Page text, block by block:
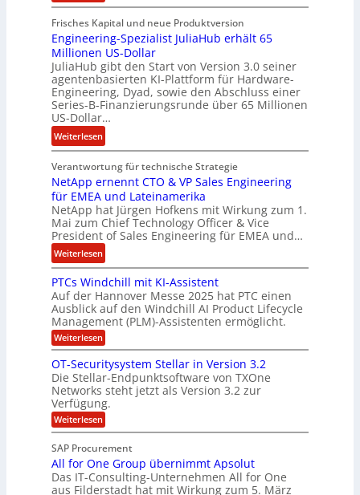
l
d
z
a
h
l
e
i
s
i
n
e
L
ö
s
u
n
g
R
y
a
n
C
o
u
s
o
i
r
d
F
i
n
a
n
z
c
h
e
f
b
e
i
I
F
S
Frisches Kapital und neue Produktversion
Engineering-Spezialist JuliaHub erhält 65
Millionen US-Dollar
JuliaHub gibt den Start von Version 3.0 seiner
agentenbasierten KI-Plattform für Hardware-
Engineering, Dyad, sowie den Abschluss einer
Series-B-Finanzierungsrunde über 65 Millionen
US-Dollar…
Weiterlesen:
E
n
g
n
e
e
r
i
n
g
-
S
p
e
z
a
l
s
t
J
Verantwortung für technische Strategie
NetApp ernennt CTO & VP Sales Engineering
für EMEA und Lateinamerika
NetApp hat Jürgen Hofkens mit Wirkung zum 1.
Mai zum Chief Technology Officer & Vice
President of Sales Engineering für EMEA und…
Weiterlesen:
N
e
t
A
p
p
e
r
n
e
n
n
t
C
T
PTCs Windchill mit KI-Assistent
Auf der Hannover Messe 2025 hat PTC einen
Ausblick auf den Windchill AI Product Lifecycle
Management (PLM)-Assistenten ermöglicht.
Weiterlesen:
P
T
C
s
W
i
n
d
c
h
i
l
l
OT-Securitysystem Stellar in Version 3.2
Die Stellar-Endpunktsoftware von TXOne
Networks steht jetzt als Version 3.2 zur
Verfügung.
Weiterlesen:
O
-
S
e
c
SAP Procurement
All for One Group übernimmt Apsolut
Das IT-Consulting-Unternehmen All for One
aus Filderstadt hat mit Wirkung zum 5. März